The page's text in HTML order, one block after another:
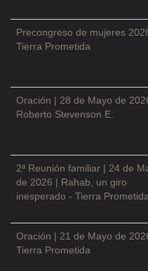
Precongreso de mujeres
Tierra Prometida
Oración | 28 de Mayo de
Roberto Stevenson E.
2ª Reunión familiar | 24 de
de 2026 | Rahab, un giro
inesperado - Tierra Prometida
Oración | 21 de Mayo de
Tierra Prometida